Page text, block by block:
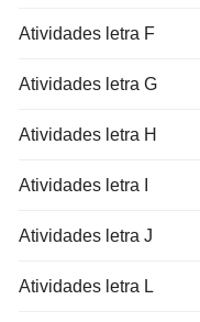
Atividades letra F
Atividades letra G
Atividades letra H
Atividades letra I
Atividades letra J
Atividades letra L